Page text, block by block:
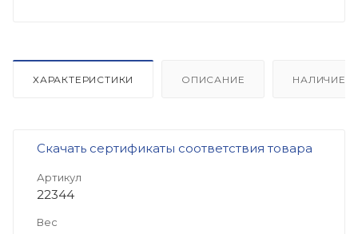
ХАРАКТЕРИСТИКИ ОПИСАНИЕ НАЛИЧИЕ
Скачать сертификаты соответствия товара
Артикул
22344
Вес